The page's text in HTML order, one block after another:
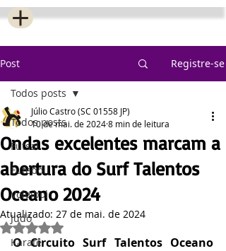
Post Registre-se
Todos posts
Futsal
Futebol
Voleibol
Judô
Karatê
Todos posts
Ondas excelentes marcam a
abertura do Surf Talentos
Oceano 2024
Júlio Castro (SC 01558 JP)
10 de mai. de 20248 min de leitura
Atualizado: 27 de mai. de 2024
Avaliado com NaN de 5 estrelas.
O Circuito Surf Talentos Oceano